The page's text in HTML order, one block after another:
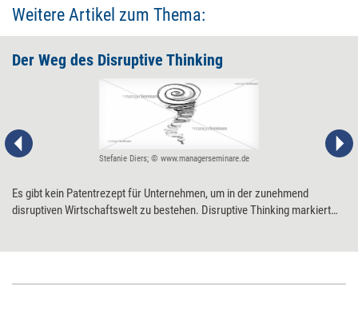
Weitere Artikel zum Thema:
Der Weg des Disruptive Thinking
Stefanie Diers; © www.managerseminare.de
Es gibt kein Patentrezept für Unternehmen, um in der zunehmend
disruptiven Wirtschaftswelt zu bestehen. Disruptive Thinking markiert